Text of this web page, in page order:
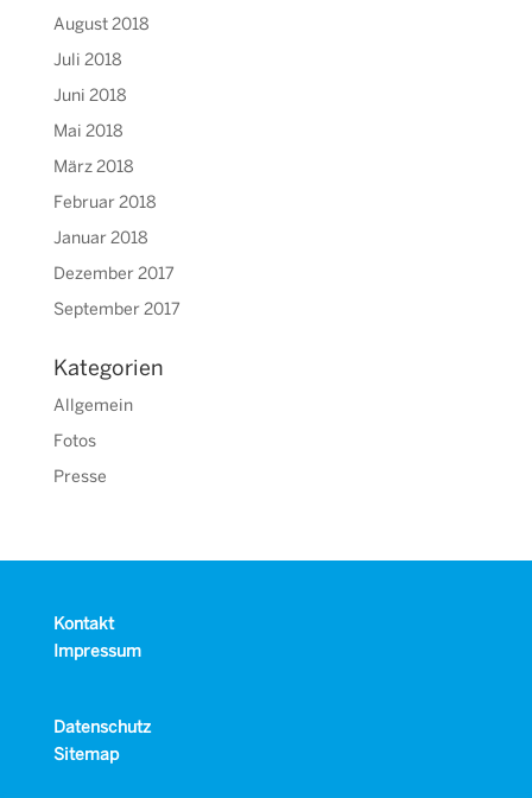
August 2018
Juli 2018
Juni 2018
Mai 2018
März 2018
Februar 2018
Januar 2018
Dezember 2017
September 2017
Kategorien
Allgemein
Fotos
Presse
Kontakt
Impressum
Datenschutz
Sitemap